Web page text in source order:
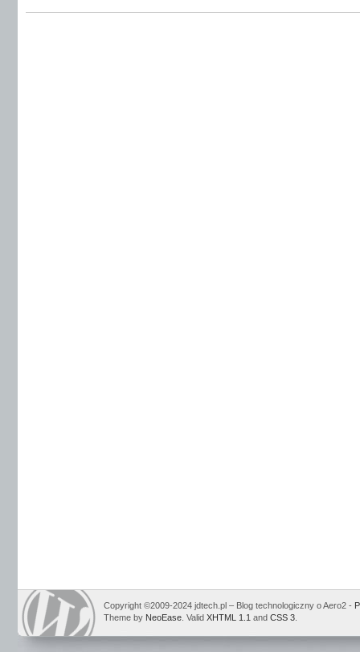
Copyright ©2009-2024 jdtech.pl – Blog technologiczny o Aero2 -
Theme by NeoEase . Valid XHTML 1.1 and CSS 3